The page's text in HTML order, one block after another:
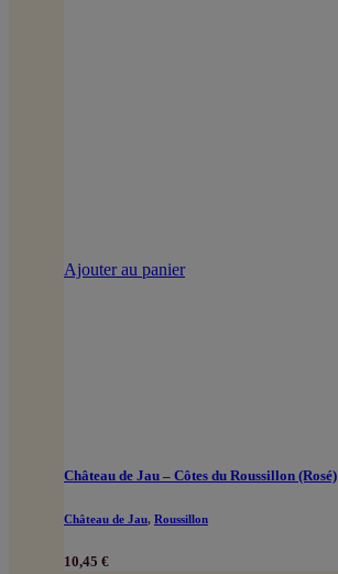
Ajouter au panier
Château de Jau – Côtes du Roussillon (Rosé)
Château de Jau, Roussillon
10,45 €